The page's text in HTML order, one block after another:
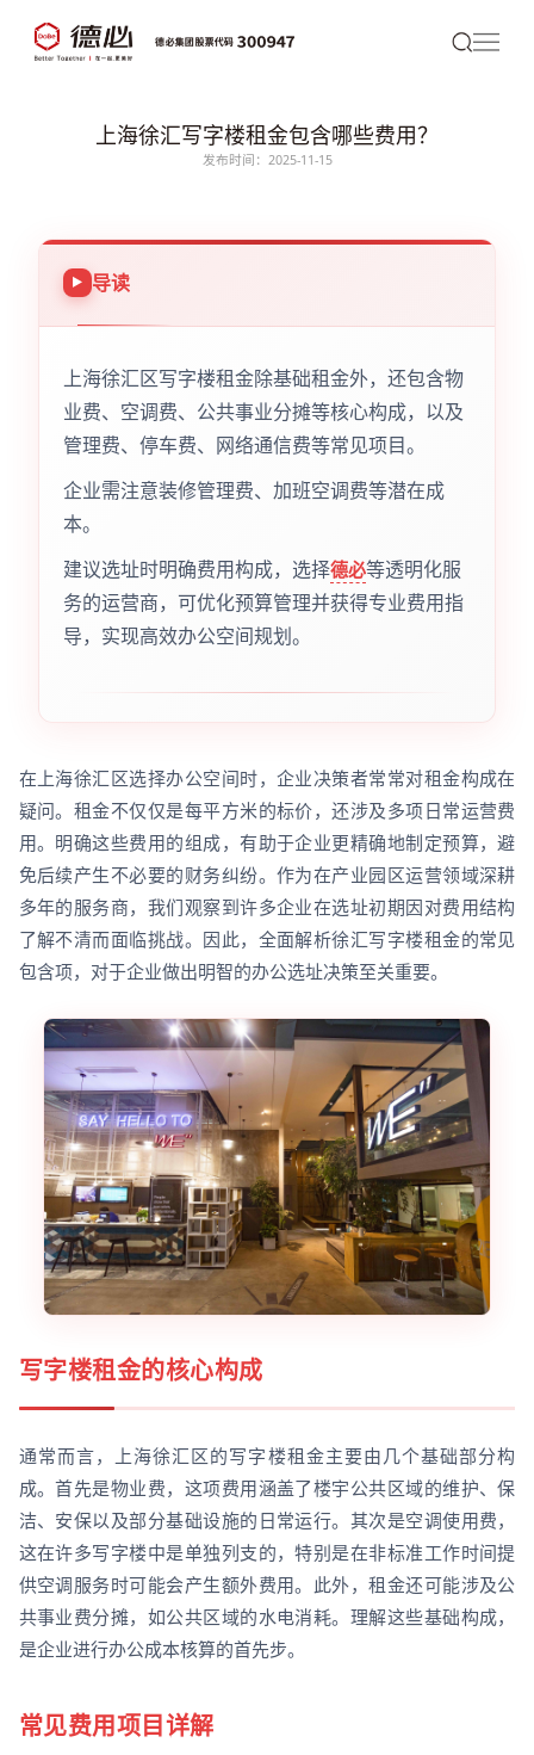
上海徐汇写字楼租金包含哪些费用？
发布时间：2025-11-15
导读
上海徐汇区写字楼租金除基础租金外，还包含物
业费、空调费、公共事业分摊等核心构成，以及
管理费、停车费、网络通信费等常见项目。
企业需注意装修管理费、加班空调费等潜在成
本。
建议选址时明确费用构成，选择德必等透明化服
务的运营商，可优化预算管理并获得专业费用指
导，实现高效办公空间规划。
在上海徐汇区选择办公空间时，企业决策者常常对租金构成在
疑问。租金不仅仅是每平方米的标价，还涉及多项日常运营费
用。明确这些费用的组成，有助于企业更精确地制定预算，避
免后续产生不必要的财务纠纷。作为在产业园区运营领域深耕
多年的服务商，我们观察到许多企业在选址初期因对费用结构
了解不清而面临挑战。因此，全面解析徐汇写字楼租金的常见
包含项，对于企业做出明智的办公选址决策至关重要。
写字楼租金的核心构成
通常而言，上海徐汇区的写字楼租金主要由几个基础部分构
成。首先是物业费，这项费用涵盖了楼宇公共区域的维护、保
洁、安保以及部分基础设施的日常运行。其次是空调使用费，
这在许多写字楼中是单独列支的，特别是在非标准工作时间提
供空调服务时可能会产生额外费用。此外，租金还可能涉及公
共事业费分摊，如公共区域的水电消耗。理解这些基础构成，
是企业进行办公成本核算的首先步。
常见费用项目详解